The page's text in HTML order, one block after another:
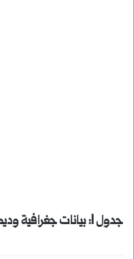
جدول 1: بيانات جغرافية وديموغرافية مختارة لمدينة مصياف